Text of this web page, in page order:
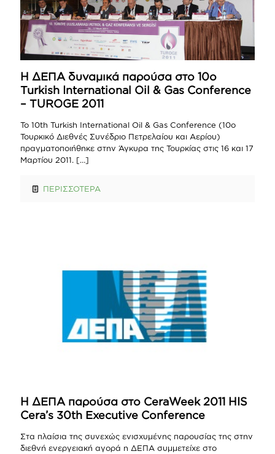
Η ΔΕΠΑ δυναμικά παρούσα στο 10ο
Turkish International Oil & Gas Conference
– TUROGE 2011
Το 10th Turkish International Oil & Gas Conference (10ο
Τουρκικό Διεθνές Συνέδριο Πετρελαίου και Αερίου)
πραγματοποιήθηκε στην Άγκυρα της Τουρκίας στις 16 και 17
Μαρτίου 2011. […]
ΠΕΡΙΣΣΟΤΕΡΑ
Η ΔΕΠΑ παρούσα στο CeraWeek 2011 HIS
Cera’s 30th Executive Conference
Στα πλαίσια της συνεχώς ενισχυμένης παρουσίας της στην
διεθνή ενεργειακή αγορά η ΔΕΠΑ συμμετείχε στο